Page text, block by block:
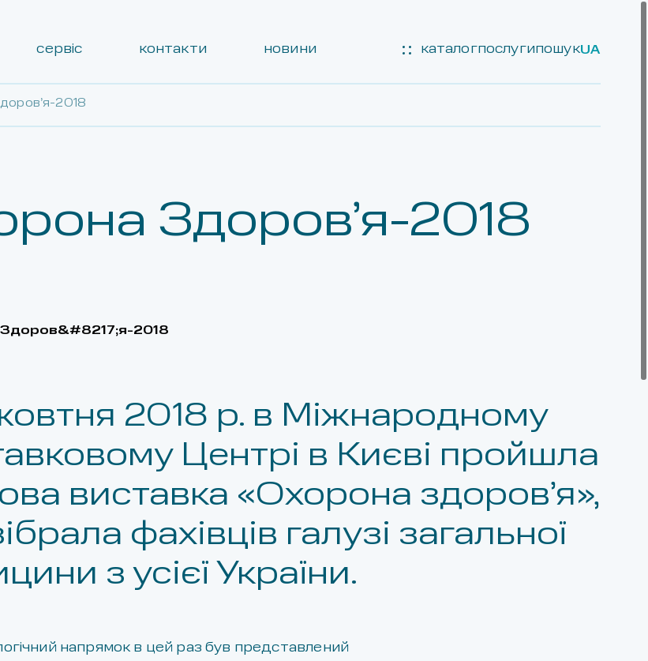
сервіс контакти новини каталогпослугипошукUA
2018
Здоров’я-2018
2018 р. в Міжнародному
Центрі в Києві пройшла
виставка «Охорона здоров’я»,
фахівців галузі загальної
з усієї України.
напрямок в цей раз був представлений